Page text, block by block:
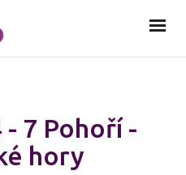
- 7 Pohoří -
hory